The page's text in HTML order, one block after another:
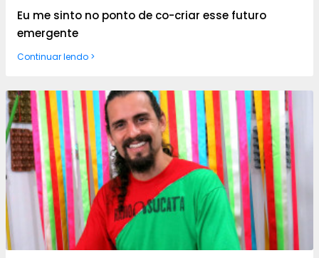
Eu me sinto no ponto de co-criar esse futuro
emergente
Continuar lendo >